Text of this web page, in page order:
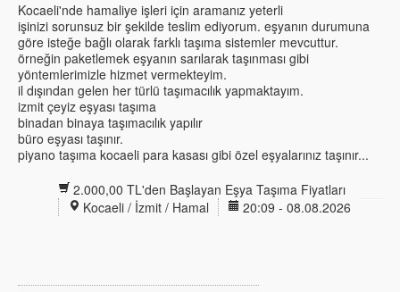
Kocaeli'nde hamaliye işleri için aramanız yeterli
işinizi sorunsuz bir şekilde teslim ediyorum. eşyanın durumuna
göre isteğe bağlı olarak farklı taşıma sistemler mevcuttur.
örneğin paketlemek eşyanın sarılarak taşınması gibi
yöntemlerimizle hizmet vermekteyim.
il dışından gelen her türlü taşımacılık yapmaktayım.
izmit çeyiz eşyası taşıma
binadan binaya taşımacılık yapılır
büro eşyası taşınır.
piyano taşıma kocaeli para kasası gibi özel eşyalarınız taşınır...
2.000,00 TL'den Başlayan Eşya Taşıma Fiyatları
Kocaeli / İzmit / Hamal
20:09 - 08.08.2026